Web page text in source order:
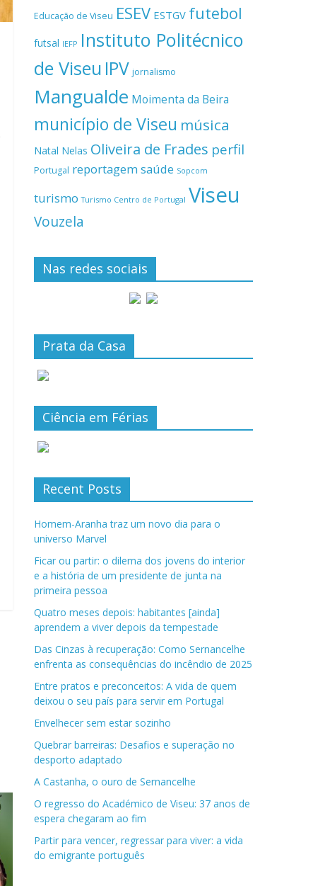
Educação de Viseu ESEV ESTGV futebol
futsal IEFP Instituto Politécnico
de Viseu IPV jornalismo
Mangualde Moimenta da Beira
município de Viseu música
Natal Nelas Oliveira de Frades perfil
Portugal reportagemsaúde Sopcom
turismo Turismo Centro de Portugal Viseu
Vouzela
Nas redes sociais
Prata da Casa
Ciência em Férias
Recent Posts
Homem-Aranha traz um novo dia para o
universo Marvel
Ficar ou partir: o dilema dos jovens do interior
e a história de um presidente de junta na
primeira pessoa
Quatro meses depois: habitantes [ainda]
aprendem a viver depois da tempestade
Das Cinzas à recuperação: Como Sernancelhe
enfrenta as consequências do incêndio de 2025
Entre pratos e preconceitos: A vida de quem
deixou o seu país para servir em Portugal
Envelhecer sem estar sozinho
Quebrar barreiras: Desafios e superação no
desporto adaptado
A Castanha, o ouro de Sernancelhe
O regresso do Académico de Viseu: 37 anos de
espera chegaram ao fim
Partir para vencer, regressar para viver: a vida
do emigrante português